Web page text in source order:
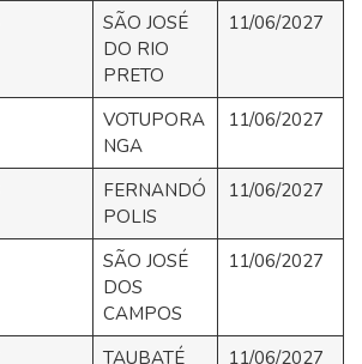
SÃO JOSÉ
DO RIO
PRETO
11/06/2027
VOTUPORA
NGA
11/06/2027
FERNANDÓ
POLIS
11/06/2027
SÃO JOSÉ
DOS
CAMPOS
11/06/2027
TAUBATÉ
11/06/2027